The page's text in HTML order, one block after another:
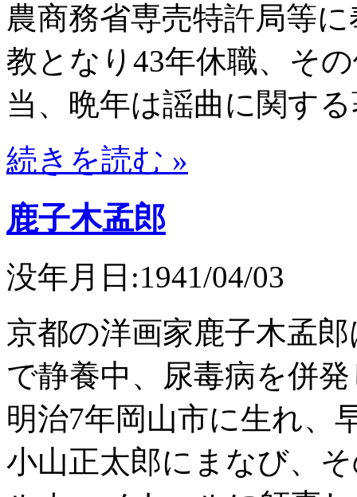
農商務省専売特許局等
教となり43年休職、そ
当、晩年は謡曲に関す
続きを読む »
鹿子木孟郎
没年月日:1941/04/03
京都の洋画家鹿子木孟
で静養中、尿毒病を併
明治7年岡山市に生れ、
小山正太郎にまなび、